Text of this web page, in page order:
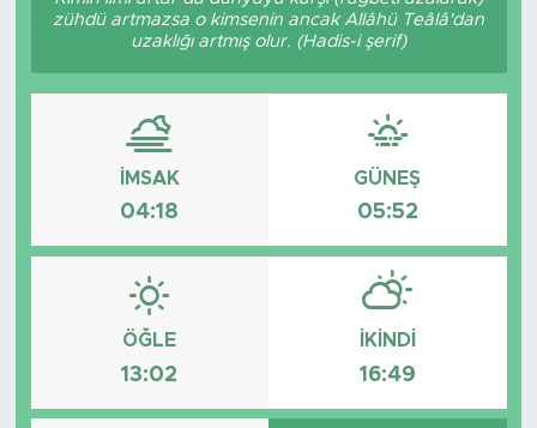
zühdü artmazsa o kimsenin ancak Allâhü Teâlâ'dan
uzaklığı artmış olur. (Hadis-i şerif)
İMSAK
04:18
GÜNEŞ
05:52
ÖĞLE
13:02
İKINDI
16:49
Magazin
Sektör